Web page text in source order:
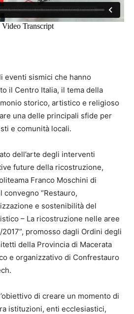
eventi sismici che hanno
il Centro Italia, il tema della
storico, artistico e religioso
una delle principali sfide per
e comunità locali.
dell’arte degli interventi
future della ricostruzione,
Franco Moschini di
“Restauro,
e sostenibilità del
– La ricostruzione nelle aree
promosso dagli Ordini degli
della Provincia di Macerata
e organizzativo di Confrestauro
di creare un momento di
istituzioni, enti ecclesiastici,